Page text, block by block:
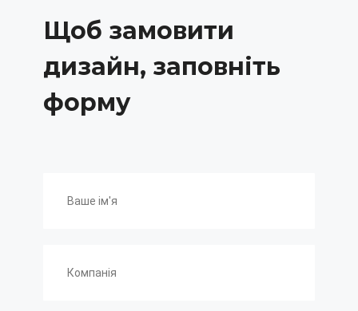
Щоб замовити
дизайн, заповніть
форму